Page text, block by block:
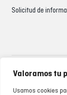
Valoramos tu
Usamos cookies
Solicitud de
Atención al